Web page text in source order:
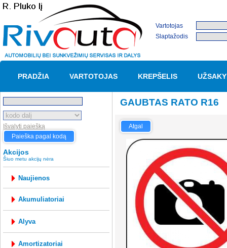
Vartotojas
Slaptažodis
PRADŽIA VARTOTOJAS KREPŠELIS
Išvalyti paiešką
Paieška pagal kodą
Akcijos
Šiuo metu akcijų nėra
Naujienos
akumuliatoriai
alyva
amortizatoriai
GAUBTAS RATO R16
Atgal